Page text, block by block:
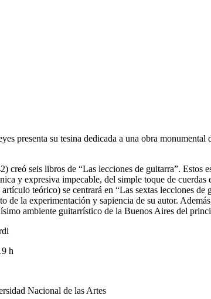
presenta su tesina dedicada a una obra
creó seis libros de “Las lecciones de guitarra”.
y expresiva impecable, del simple toque de
teórico) se centrará en “Las sextas lecciones
de la experimentación y sapiencia de su autor.
ambiente guitarrístico de la Buenos Aires del
h
Nacional de las Artes